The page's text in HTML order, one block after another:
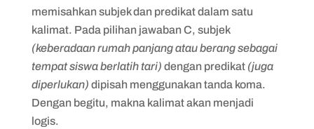
memisahkan subjek dan predikat dalam satu
kalimat. Pada pilihan jawaban C, subjek
(keberadaan rumah panjang atau berang sebagai
tempat siswa berlatih tari) dengan predikat (juga
diperlukan) dipisah menggunakan tanda koma.
Dengan begitu, makna kalimat akan menjadi
logis.